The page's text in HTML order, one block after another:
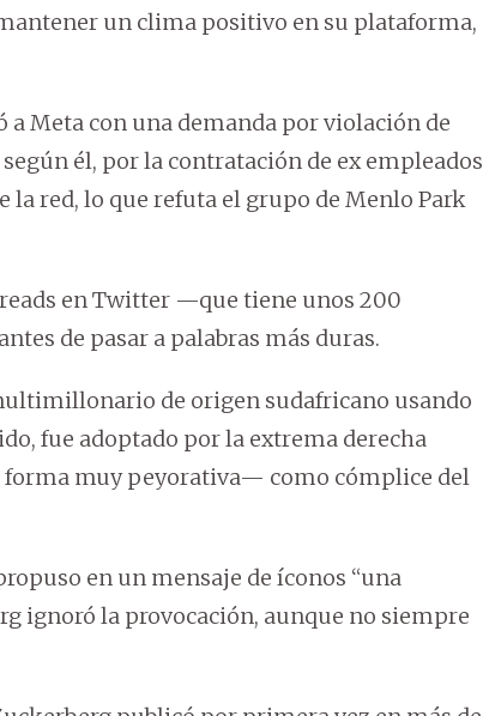
un clima positivo en su plataforma,
Meta con una demanda por violación de
él, por la contratación de ex empleados
la red, lo que refuta el grupo de Menlo Park
en Twitter —que tiene unos 200
de pasar a palabras más duras.
de origen sudafricano usando
fue adoptado por la extrema derecha
muy peyorativa— como cómplice del
en un mensaje de íconos “una
ignoró la provocación, aunque no siempre